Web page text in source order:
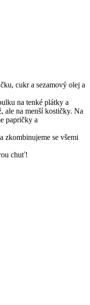
cukr a sezamový olej a
na tenké plátky a
ale na menší kostičky. Na
papričky a
zkombinujeme se všemi
chuť!